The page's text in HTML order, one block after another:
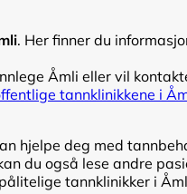
. Her finner du
Åmli eller vil
tannklinikkene i
hjelpe deg med
du også lese andre
tannklinikker i